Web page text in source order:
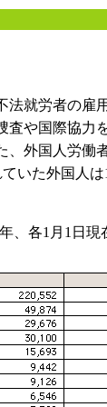
就労者の雇
や国際協力
外国人労
いた外国人
、各1月1日現